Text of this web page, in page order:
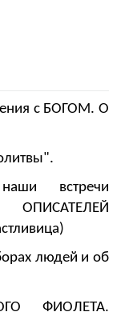
с БОГОМ. О
встречи
ОПИСАТЕЛЕЙ
людей и об
ФИОЛЕТА.